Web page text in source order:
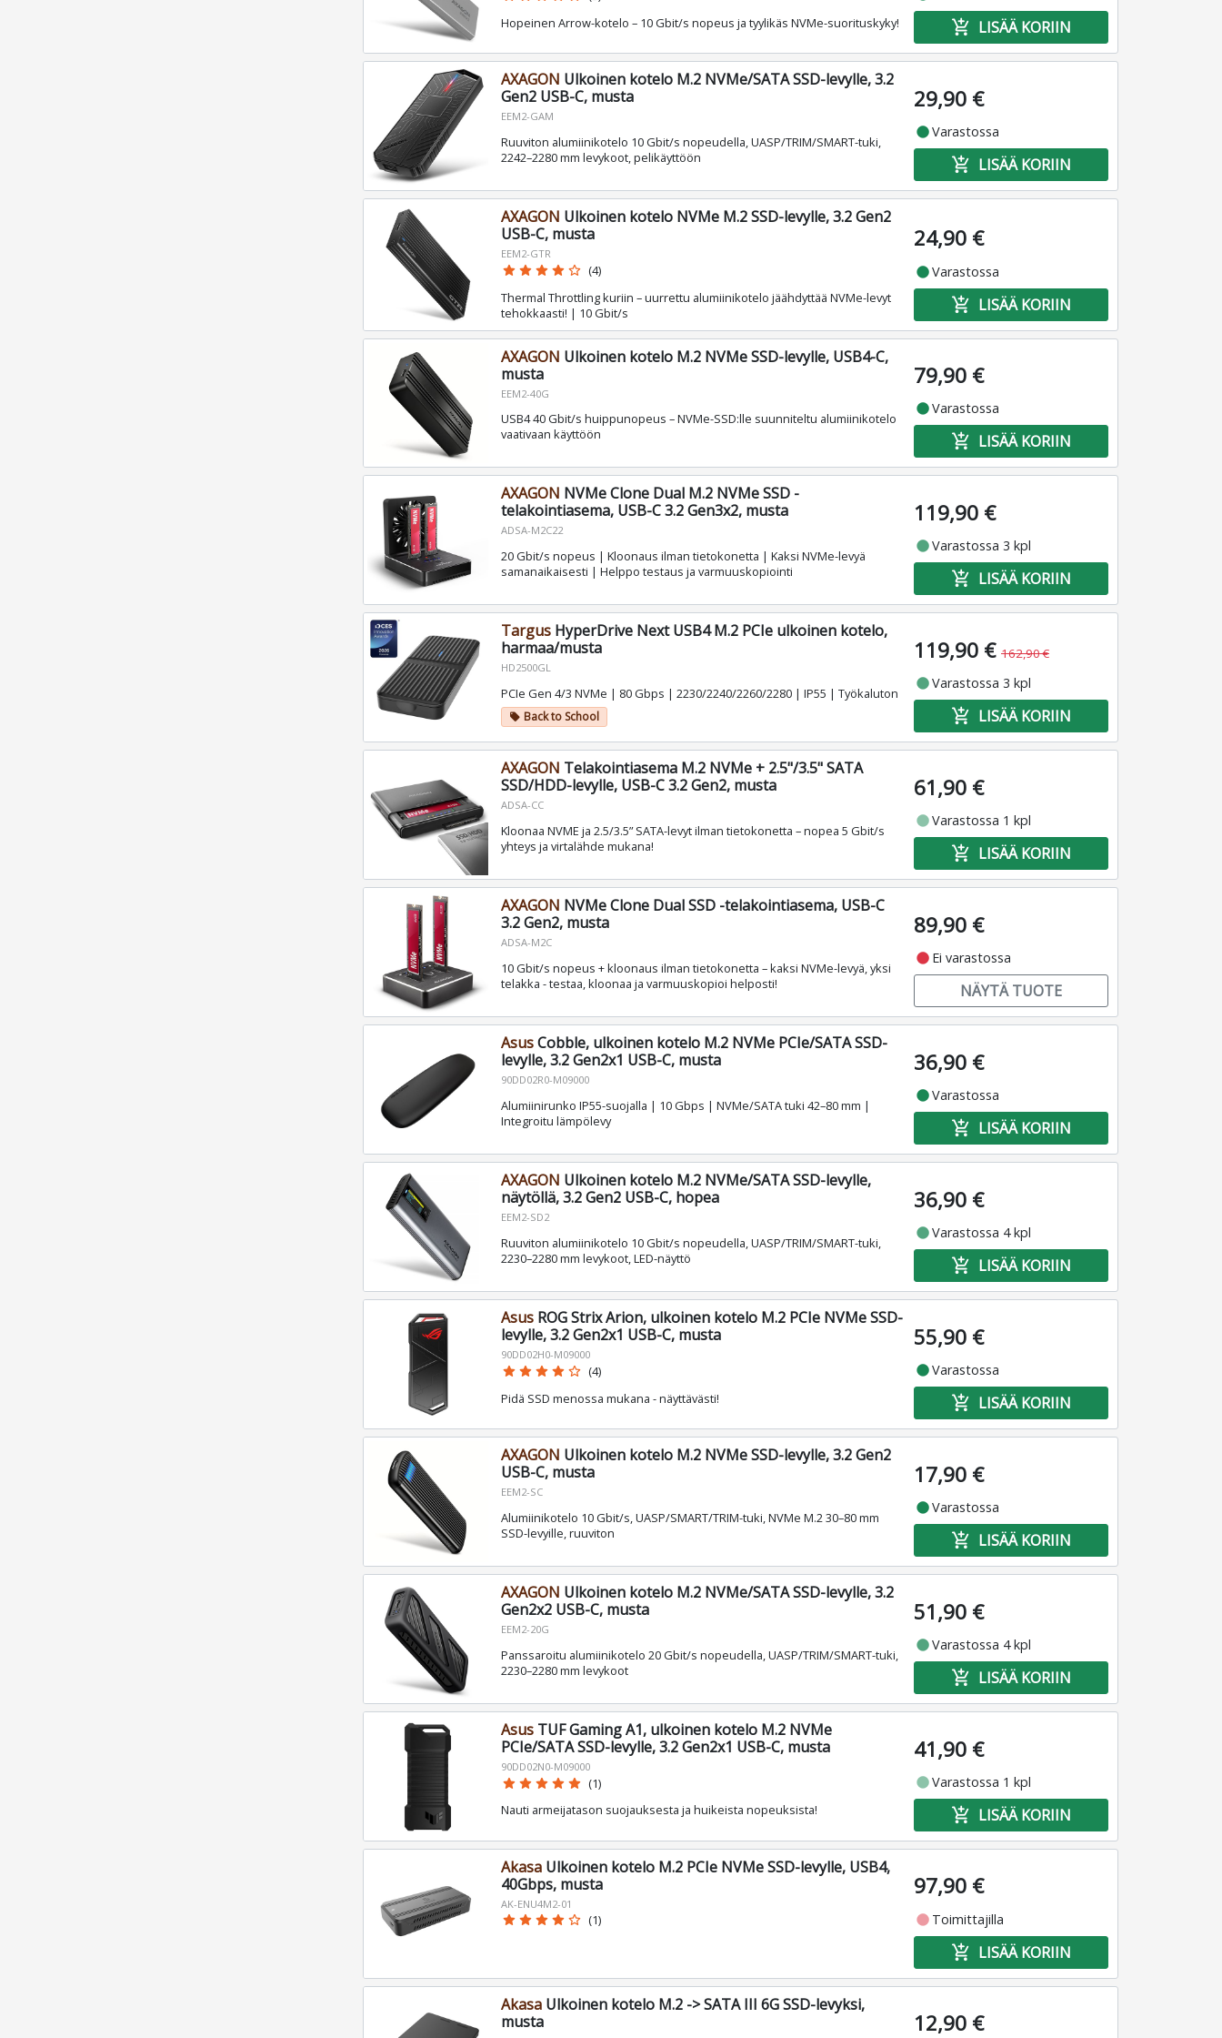
Hopeinen Arrow-kotelo – 10 Gbit/s nopeus ja tyylikäs NVMe-suorituskyky!
add_shopping_cart LISÄÄ KORIIN
AXAGON Ulkoinen kotelo M.2 NVMe/SATA SSD-levylle, 3.2
Gen2 USB-C, musta
EEM2-GAM
Ruuviton alumiinikotelo 10 Gbit/s nopeudella, UASP/TRIM/SMART-tuki,
2242–2280 mm levykoot, pelikäyttöön
29,90 €
fiber_manual_recordVarastossa
add_shopping_cart LISÄÄ KORIIN
AXAGON Ulkoinen kotelo NVMe M.2 SSD-levylle, 3.2 Gen2
USB-C, musta
EEM2-GTR
star star star star star_border (4)
Thermal Throttling kuriin – uurrettu alumiinikotelo jäähdyttää NVMe-levyt
tehokkaasti! | 10 Gbit/s
24,90 €
fiber_manual_recordVarastossa
add_shopping_cart LISÄÄ KORIIN
AXAGON Ulkoinen kotelo M.2 NVMe SSD-levylle, USB4-C,
musta
EEM2-40G
USB4 40 Gbit/s huippunopeus – NVMe-SSD:lle suunniteltu alumiinikotelo
vaativaan käyttöön
79,90 €
fiber_manual_recordVarastossa
add_shopping_cart LISÄÄ KORIIN
AXAGON NVMe Clone Dual M.2 NVMe SSD -
telakointiasema, USB-C 3.2 Gen3x2, musta
ADSA-M2C22
20 Gbit/s nopeus | Kloonaus ilman tietokonetta | Kaksi NVMe-levyä
samanaikaisesti | Helppo testaus ja varmuuskopiointi
119,90 €
fiber_manual_recordVarastossa 3 kpl
add_shopping_cart LISÄÄ KORIIN
TargusHyperDrive Next USB4 M.2 PCIe ulkoinen kotelo,
harmaa/musta
HD2500GL
PCIe Gen 4/3 NVMe | 80 Gbps | 2230/2240/2260/2280 | IP55 | Työkaluton
local_offer Back to School
119,90 € 162,90 €
fiber_manual_recordVarastossa 3 kpl
add_shopping_cart LISÄÄ KORIIN
AXAGON Telakointiasema M.2 NVMe + 2.5"/3.5" SATA
SSD/HDD-levylle, USB-C 3.2 Gen2, musta
ADSA-CC
Kloonaa NVME ja 2.5/3.5” SATA-levyt ilman tietokonetta – nopea 5 Gbit/s
yhteys ja virtalähde mukana!
61,90 €
fiber_manual_recordVarastossa 1 kpl
add_shopping_cart LISÄÄ KORIIN
AXAGON NVMe Clone Dual SSD -telakointiasema, USB-C
3.2 Gen2, musta
ADSA-M2C
10 Gbit/s nopeus + kloonaus ilman tietokonetta – kaksi NVMe-levyä, yksi
telakka - testaa, kloonaa ja varmuuskopioi helposti!
89,90 €
fiber_manual_record Ei varastossa
NÄYTÄ TUOTE
AsusCobble, ulkoinen kotelo M.2 NVMe PCIe/SATA SSD-
levylle, 3.2 Gen2x1 USB-C, musta
90DD02R0-M09000
Alumiinirunko IP55-suojalla | 10 Gbps | NVMe/SATA tuki 42–80 mm |
Integroitu lämpölevy
36,90 €
fiber_manual_recordVarastossa
add_shopping_cart LISÄÄ KORIIN
AXAGON Ulkoinen kotelo M.2 NVMe/SATA SSD-levylle,
näytöllä, 3.2 Gen2 USB-C, hopea
EEM2-SD2
Ruuviton alumiinikotelo 10 Gbit/s nopeudella, UASP/TRIM/SMART-tuki,
2230–2280 mm levykoot, LED-näyttö
36,90 €
fiber_manual_recordVarastossa 4 kpl
add_shopping_cart LISÄÄ KORIIN
AsusROG Strix Arion, ulkoinen kotelo M.2 PCIe NVMe SSD-
levylle, 3.2 Gen2x1 USB-C, musta
90DD02H0-M09000
star star star star star_border (4)
Pidä SSD menossa mukana - näyttävästi!
55,90 €
fiber_manual_recordVarastossa
add_shopping_cart LISÄÄ KORIIN
AXAGON Ulkoinen kotelo M.2 NVMe SSD-levylle, 3.2 Gen2
USB-C, musta
EEM2-SC
Alumiinikotelo 10 Gbit/s, UASP/SMART/TRIM-tuki, NVMe M.2 30–80 mm
SSD-levyille, ruuviton
17,90 €
fiber_manual_recordVarastossa
add_shopping_cart LISÄÄ KORIIN
AXAGON Ulkoinen kotelo M.2 NVMe/SATA SSD-levylle, 3.2
Gen2x2 USB-C, musta
EEM2-20G
Panssaroitu alumiinikotelo 20 Gbit/s nopeudella, UASP/TRIM/SMART-tuki,
2230–2280 mm levykoot
51,90 €
fiber_manual_recordVarastossa 4 kpl
add_shopping_cart LISÄÄ KORIIN
AsusTUF Gaming A1, ulkoinen kotelo M.2 NVMe
PCIe/SATA SSD-levylle, 3.2 Gen2x1 USB-C, musta
90DD02N0-M09000
star star star star star (1)
Nauti armeijatason suojauksesta ja huikeista nopeuksista!
41,90 €
fiber_manual_recordVarastossa 1 kpl
add_shopping_cart LISÄÄ KORIIN
AkasaUlkoinen kotelo M.2 PCIe NVMe SSD-levylle, USB4,
40Gbps, musta
AK-ENU4M2-01
star star star star star_border (1)
97,90 €
fiber_manual_record Toimittajilla
add_shopping_cart LISÄÄ KORIIN
AkasaUlkoinen kotelo M.2 -> SATA III 6G SSD-levyksi,
musta
12,90 €